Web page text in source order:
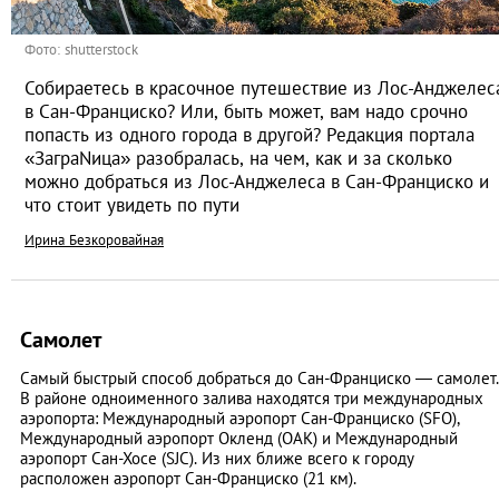
Фото: shutterstock
Собираетесь в красочное путешествие из Лос-
в Сан-Франциско? Или, быть может, вам надо срочно
попасть из одного города в другой? Редакция портала
«ЗаграNица» разобралась, на чем, как и за сколько
можно добраться из Лос-Анджелеса в Сан-Франциско и
что стоит увидеть по пути
Ирина Безкоровайная
Самолет
Самый быстрый способ добраться до Сан-Франциско — самолет.
В районе одноименного залива находятся три международных
аэропорта: Международный аэропорт Сан-Франциско (SFO),
Международный аэропорт Окленд (OAK) и Международный
аэропорт Сан-Хосе (SJC). Из них ближе всего к городу
расположен аэропорт Сан-Франциско (21 км).